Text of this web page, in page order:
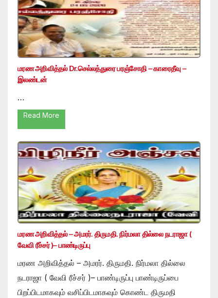
மரண அறிவித்தல் Dr.செல்லத்துரை பரஞ்சோதி – காரைதீவு –
இலண்டன்
…
Read More
மரண அறிவித்தல் – அமரர். திருமதி. நிர்மலா தில்லை நடராஜா (
வேவி ரீச்சர் )– பாண்டிருப்பு
மரண அறிவித்தல் – அமரர். திருமதி. நிர்மலா தில்லை
நடராஜா ( வேவி ரீச்சர் )– பாண்டிருப்பு பாண்டிருப்பை
பிறப்பிடமாகவும் வசிப்பிடமாகவும் கொண்ட திருமதி